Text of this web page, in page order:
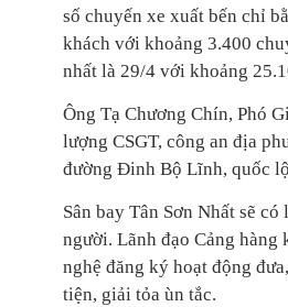
số chuyến xe xuất bến chỉ
khách với khoảng 3.400
nhất là 29/4 với khoảng
Ông Tạ Chương Chín, Phó
lượng CSGT, công an địa
đường Đinh Bộ Lĩnh, quốc
Sân bay Tân Sơn Nhất sẽ
người. Lãnh đạo Cảng hàng
nghệ đăng ký hoạt động
tiện, giải tỏa ùn tắc.